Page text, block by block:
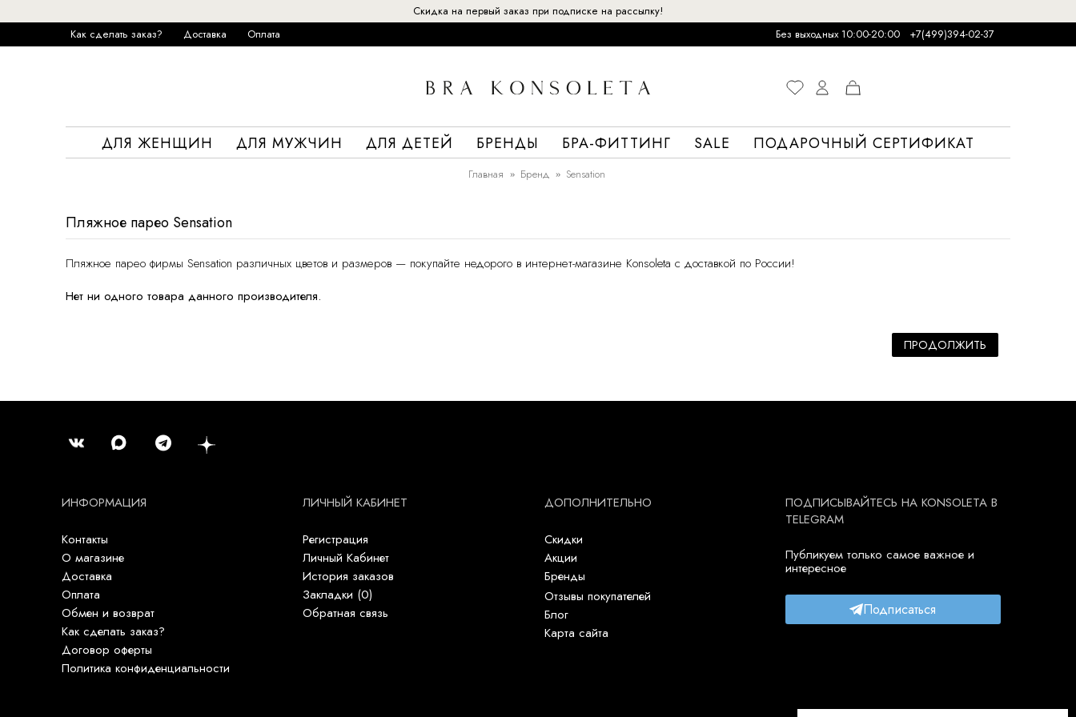
Скидка на первый заказ при подписке на рассылку!
Как сделать заказ?
Доставка Оплата Без выходных 10:00-20:00 +7(499)394-02-37
ДЛЯ ЖЕНЩИН ДЛЯ МУЖЧИН ДЛЯ ДЕТЕЙ БРЕНДЫ БРА-ФИТТИНГ SALE ПОДАРОЧНЫЙ СЕРТИФИКАТ
Главная Бренд Sensation
Пляжное парео Sensation
Пляжное парео фирмы Sensation различных цветов и размеров — покупайте недорого в интернет-магазине Konsoleta с доставкой по России!
Нет ни одного товара данного производителя.
ПРОДОЛЖИТЬ
ИНФОРМАЦИЯ
Контакты
О магазине
Доставка
Оплата
Обмен и возврат
Как сделать заказ?
Договор оферты
Политика конфиденциальности
ЛИЧНЫЙ КАБИНЕТ
Регистрация
Личный Кабинет
История заказов
Закладки (0)
Обратная связь
ДОПОЛНИТЕЛЬНО
Скидки
Акции
Бренды
Отзывы покупателей
Блог
Карта сайта
ПОДПИСЫВАЙТЕСЬ НА KONSOLETA В
TELEGRAM
Публикуем только самое важное и
интересное
Подписаться